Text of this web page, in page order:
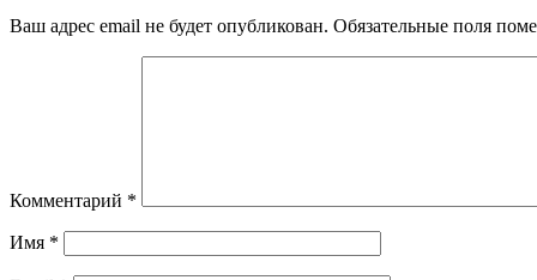
Ваш адрес email не будет опубликован. Обязательные поля
Комментарий *
Имя *